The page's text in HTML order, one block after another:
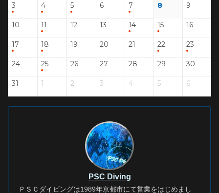
3 4 5 6 7 8 9
10 11 12 13 14 15 16
17 18 19 20 21 22 23
24 25 26 27 28 29 30
31 1 2 3 4 5 6
PSC Diving
ＰＳＣダイビングは1989年京都市にて営業をはじめまし